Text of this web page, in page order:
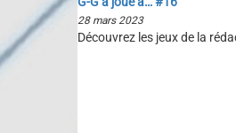
28 mars 2023
Découvrez les jeux de la